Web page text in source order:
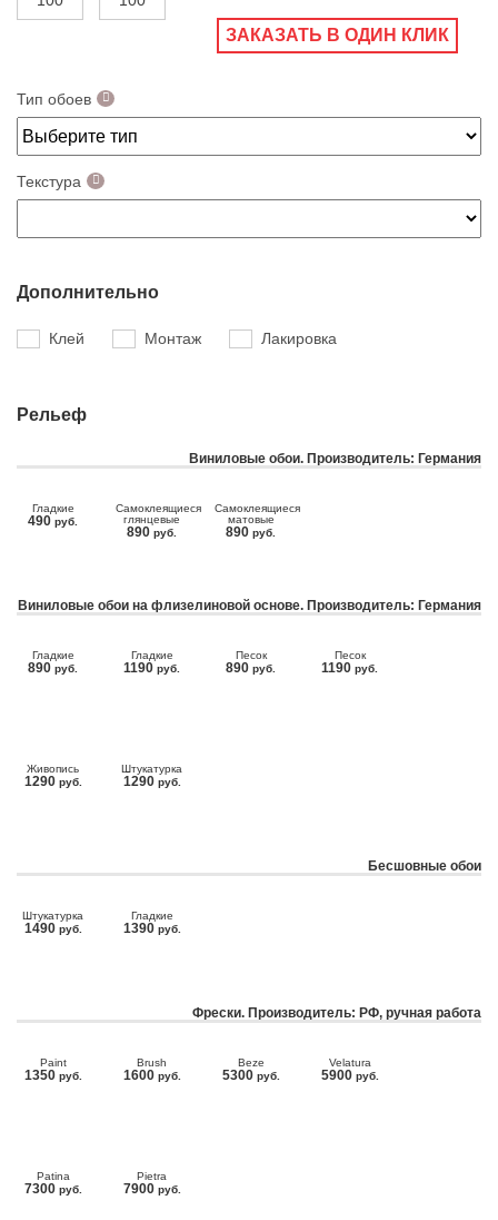
ЗАКАЗАТЬ В ОДИН КЛИК
Тип обоев
Текстура
Дополнительно
Клей Монтаж Лакировка
Рельеф
Виниловые обои. Производитель: Германия
Гладкие
490 руб.
Самоклеящиеся
глянцевые
890 руб.
Самоклеящиеся
матовые
890 руб.
Виниловые обои на флизелиновой основе. Производитель: Германия
Гладкие
890 руб.
Гладкие
1190 руб.
Песок
890 руб.
Песок
1190 руб.
Живопись
1290 руб.
Штукатурка
1290 руб.
Бесшовные обои
Штукатурка
1490 руб.
Гладкие
1390 руб.
Фрески. Производитель: РФ, ручная работа
Paint
1350 руб.
Brush
1600 руб.
Beze
5300 руб.
Velatura
5900 руб.
Patina
7300 руб.
Pietra
7900 руб.